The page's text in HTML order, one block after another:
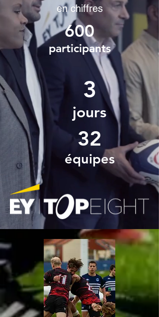
en chiffres
600
participants
3
jours
32
équipes